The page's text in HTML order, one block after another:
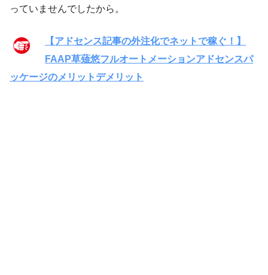
っていませんでしたから。
【アドセンス記事の外注化でネットで稼ぐ！】
FAAP草薙悠フルオートメーションアドセンスパ
ッケージのメリットデメリット